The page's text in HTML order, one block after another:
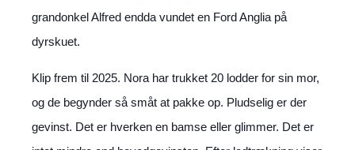
grandonkel Alfred endda vundet en Ford Anglia på
dyrskuet.
Klip frem til 2025. Nora har trukket 20 lodder for sin mor,
og de begynder så småt at pakke op. Pludselig er der
gevinst. Det er hverken en bamse eller glimmer. Det er